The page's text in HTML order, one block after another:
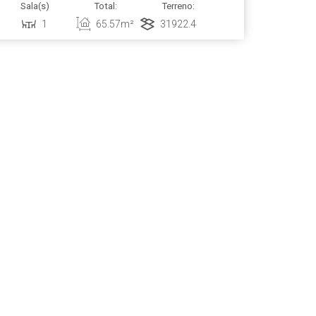
1
Sala(s) Total:
65 .57m²
Terreno:
31922 .44